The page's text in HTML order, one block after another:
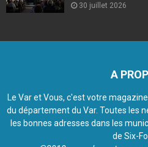
30 juillet 2026
A
Le Var et Vous, c'est votre
du département du Var. Toutes les
les bonnes adresses dans les
de Six-